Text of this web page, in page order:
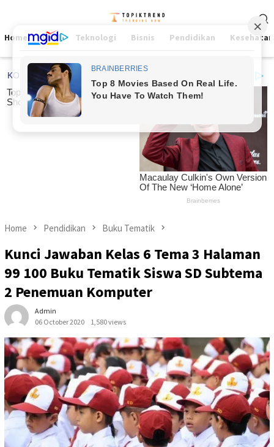
contentMenu
Home Viral Teknologi Bisnis Pendidikan Kesehatan
Home Pendidikan Buku Tematik
Kunci Jawaban Kelas 6 Tema 3 Halaman
99 100 Buku Tematik Siswa SD Subtema
2 Penemuan Komputer
Admin
06 October 2020
1,580 views